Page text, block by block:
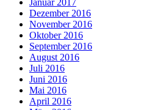
Dezember 2016
November 2016
Oktober 2016
September 2016
August 2016
Juli 2016
Juni 2016
Mai 2016
April 2016